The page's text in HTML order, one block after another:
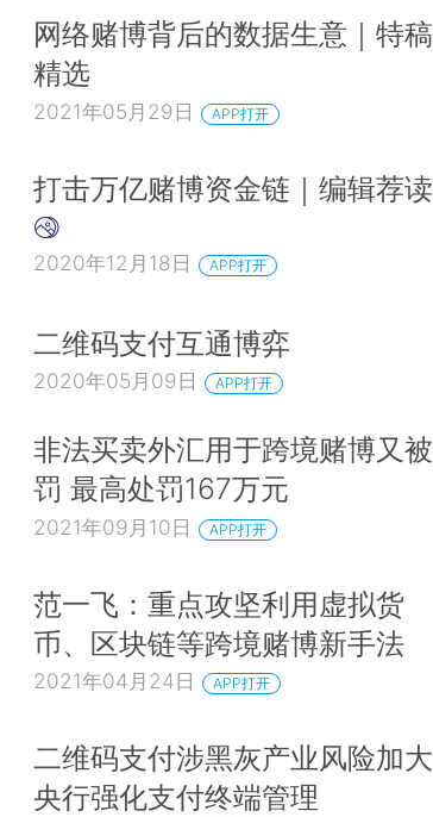
网络赌博背后的数据生意｜特稿
精选
2021年05月29日 APP打开
打击万亿赌博资金链｜编辑荐读
2020年12月18日 APP打开
二维码支付互通博弈
2020年05月09日 APP打开
非法买卖外汇用于跨境赌博又被
罚 最高处罚167万元
2021年09月10日 APP打开
范一飞：重点攻坚利用虚拟货
币、区块链等跨境赌博新手法
2021年04月24日 APP打开
二维码支付涉黑灰产业风险加大
央行强化支付终端管理